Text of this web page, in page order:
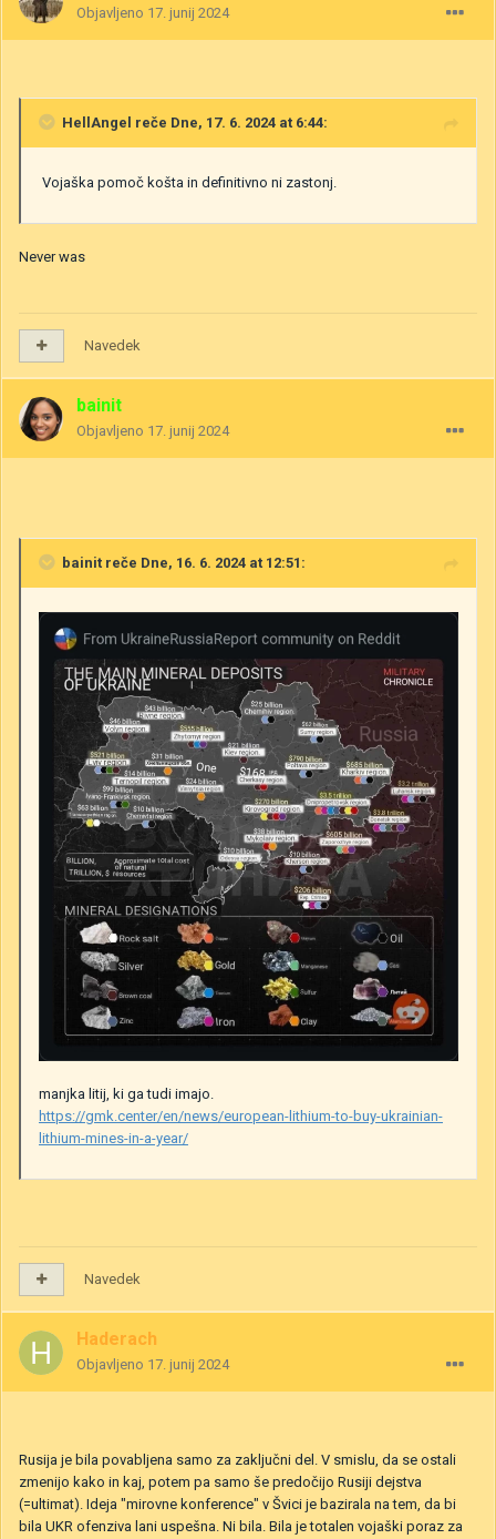
Objavljeno 17. junij 2024
HellAngel reče Dne, 17. 6. 2024 at 6:44:
Vojaška pomoč košta in definitivno ni zastonj.
Never was
Navedek
bainit
Objavljeno 17. junij 2024
bainit reče Dne, 16. 6. 2024 at 12:51:
manjka litij, ki ga tudi imajo.
https://gmk.center/en/news/european-lithium-to-buy-ukrainian-
lithium-mines-in-a-year/
Navedek
Haderach
Objavljeno 17. junij 2024
Rusija je bila povabljena samo za zaključni del. V smislu, da se ostali
zmenijo kako in kaj, potem pa samo še predočijo Rusiji dejstva
(=ultimat). Ideja "mirovne konference" v Švici je bazirala na tem, da bi
bila UKR ofenziva lani uspešna. Ni bila. Bila je totalen vojaški poraz za